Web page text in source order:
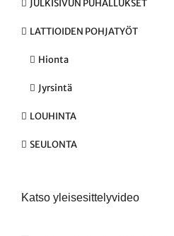
JULKISIVUN PUHALLUKSET
LATTIOIDEN POHJATYÖT
Hionta
Jyrsintä
LOUHINTA
SEULONTA
Katso yleisesittelyvideo